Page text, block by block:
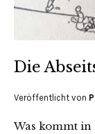
Die
Veröffentlicht von
Was kommt in